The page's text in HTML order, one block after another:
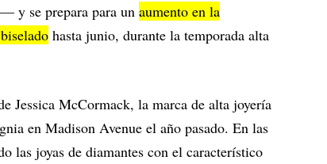
y se prepara para un aumento en la
hasta junio, durante la temporada alta
Jessica McCormack, la marca de alta joyería
en Madison Avenue el año pasado. En las
las joyas de diamantes con el característico